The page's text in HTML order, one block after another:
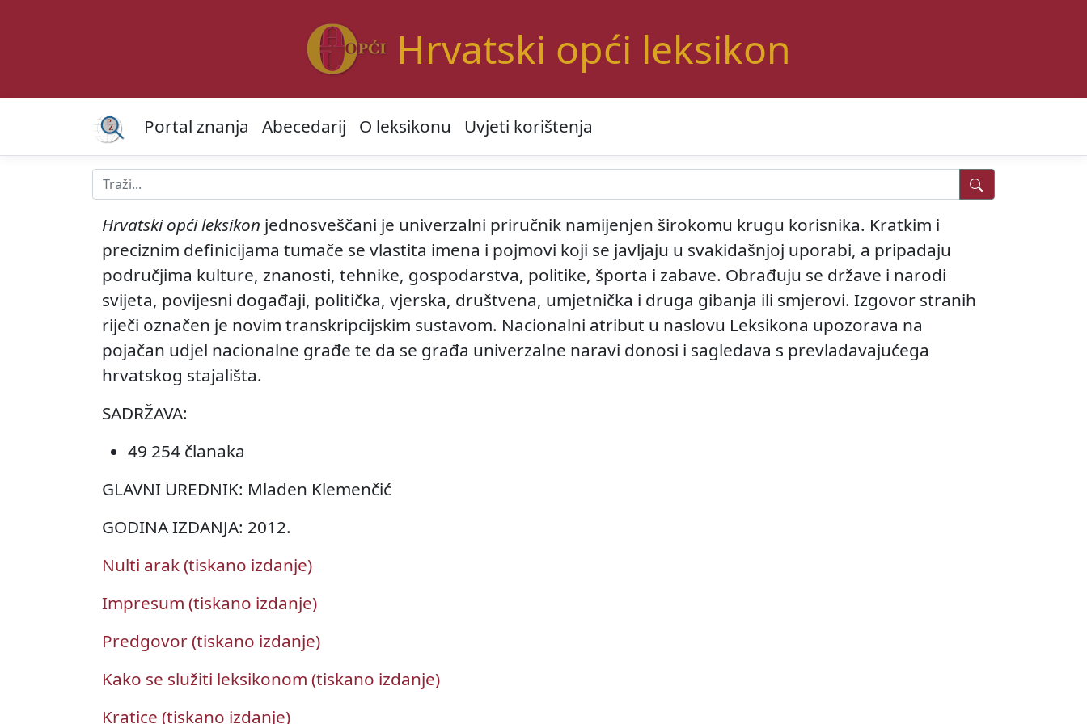
Hrvatski opći leksikon
Portal znanja Abecedarij O leksikonu Uvjeti korištenja
Hrvatski opći leksikon jednosveščani je univerzalni priručnik namijenjen širokomu krugu korisnika. Kratkim i
preciznim definicijama tumače se vlastita imena i pojmovi koji se javljaju u svakidašnjoj uporabi, a pripadaju
područjima kulture, znanosti, tehnike, gospodarstva, politike, športa i zabave. Obrađuju se države i narodi
svijeta, povijesni događaji, politička, vjerska, društvena, umjetnička i druga gibanja ili smjerovi. Izgovor stranih
riječi označen je novim transkripcijskim sustavom. Nacionalni atribut u naslovu Leksikona upozorava na
pojačan udjel nacionalne građe te da se građa univerzalne naravi donosi i sagledava s prevladavajućega
hrvatskog stajališta.
SADRŽAVA:
49 254 članaka
GLAVNI UREDNIK: Mladen Klemenčić
GODINA IZDANJA: 2012.
Nulti arak (tiskano izdanje)
Impresum (tiskano izdanje)
Predgovor (tiskano izdanje)
Kako se služiti leksikonom (tiskano izdanje)
Kratice (tiskano izdanje)